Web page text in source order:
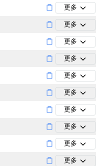
更多
更多
更多
更多
更多
更多
更多
更多
更多
更多